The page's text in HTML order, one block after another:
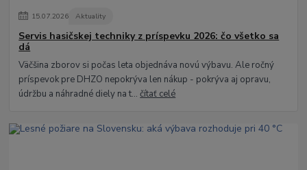
15.07.2026 Aktuality
Servis hasičskej techniky z príspevku 2026: čo všetko sa
dá
Väčšina zborov si počas leta objednáva novú výbavu. Ale ročný
príspevok pre DHZO nepokrýva len nákup - pokrýva aj opravu,
údržbu a náhradné diely na t...čítať celé